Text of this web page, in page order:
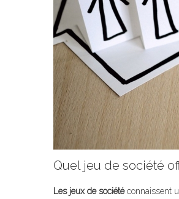
Quel jeu de société
Les jeux de sociétéconnaissent